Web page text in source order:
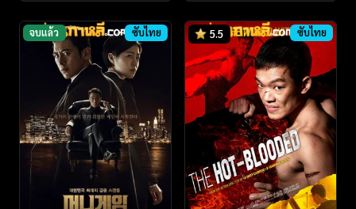
จบแล้ว ซับไทย 5.5 ซับไทย